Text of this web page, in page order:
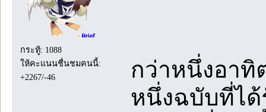
กระทู้: 1088
ให้คะแนนชื่นชมคนนี้:
+2267/-46
กว่าหนึ่งอาทิ
หนึ่งฉบับที่ได้